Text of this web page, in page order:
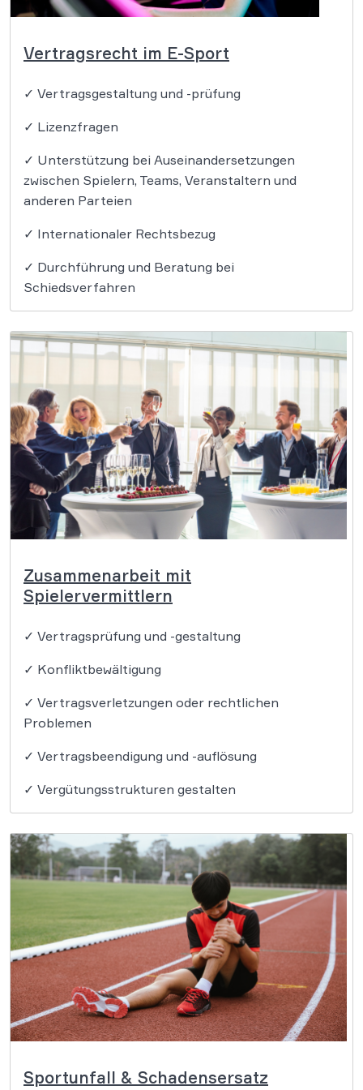
Vertragsrecht im E-Sport
✓ Vertragsgestaltung und -prüfung
✓ Lizenzfragen
✓ Unterstützung bei Auseinandersetzungen
zwischen Spielern, Teams, Veranstaltern und
anderen Parteien
✓ Internationaler Rechtsbezug
✓ Durchführung und Beratung bei
Schiedsverfahren
Zusammenarbeit mit
Spielervermittlern
✓ Vertragsprüfung und -gestaltung
✓ Konfliktbewältigung
✓ Vertragsverletzungen oder rechtlichen
Problemen
✓ Vertragsbeendigung und -auflösung
✓ Vergütungsstrukturen gestalten
Sportunfall & Schadensersatz